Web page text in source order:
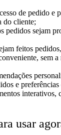
de pedido e
do cliente;
pedidos sejam
feitos
sem a
e
interativos,
usar